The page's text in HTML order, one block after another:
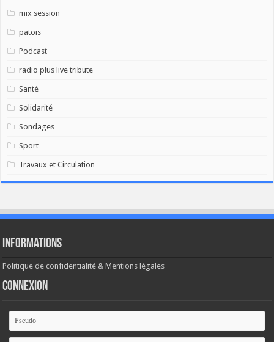
mix session
patois
Podcast
radio plus live tribute
Santé
Solidarité
Sondages
Sport
Travaux et Circulation
Informations
Politique de confidentialité & Mentions légales
Connexion